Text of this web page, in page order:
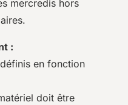
mercredis hors
:
en fonction
doit être